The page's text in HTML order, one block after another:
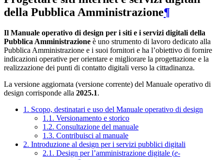
della Pubblica Amministrazione¶
Il Manuale operativo di design per i siti e i servizi digitali della
Pubblica Amministrazione è uno strumento di lavoro dedicato alla
Pubblica Amministrazione e i suoi fornitori e ha l’obiettivo di fornire
indicazioni operative per orientare e migliorare la progettazione e la
realizzazione dei punti di contatto digitali verso la cittadinanza.
La versione aggiornata (versione corrente) del Manuale operativo di
design corrisponde alla 2025.1.
1. Scopo, destinatari e uso del Manuale operativo di design
1.1. Versionamento e storico
1.2. Consultazione del manuale
1.3. Contribuisci al manuale
2. Introduzione al design per i servizi pubblici digitali
2.1. Design per l’amministrazione digitale (e-